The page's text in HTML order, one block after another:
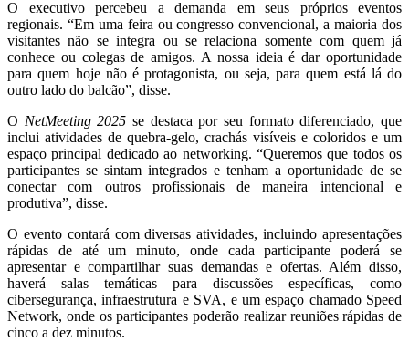
O executivo percebeu a demanda em seus próprios eventos
regionais. “Em uma feira ou congresso convencional, a maioria dos
visitantes não se integra ou se relaciona somente com quem já
conhece ou colegas de amigos. A nossa ideia é dar oportunidade
para quem hoje não é protagonista, ou seja, para quem está lá do
outro lado do balcão”, disse.
O NetMeeting 2025 se destaca por seu formato diferenciado, que
inclui atividades de quebra-gelo, crachás visíveis e coloridos e um
espaço principal dedicado ao networking. “Queremos que todos os
participantes se sintam integrados e tenham a oportunidade de se
conectar com outros profissionais de maneira intencional e
produtiva”, disse.
O evento contará com diversas atividades, incluindo apresentações
rápidas de até um minuto, onde cada participante poderá se
apresentar e compartilhar suas demandas e ofertas. Além disso,
haverá salas temáticas para discussões específicas, como
cibersegurança, infraestrutura e SVA, e um espaço chamado Speed
Network, onde os participantes poderão realizar reuniões rápidas de
cinco a dez minutos.